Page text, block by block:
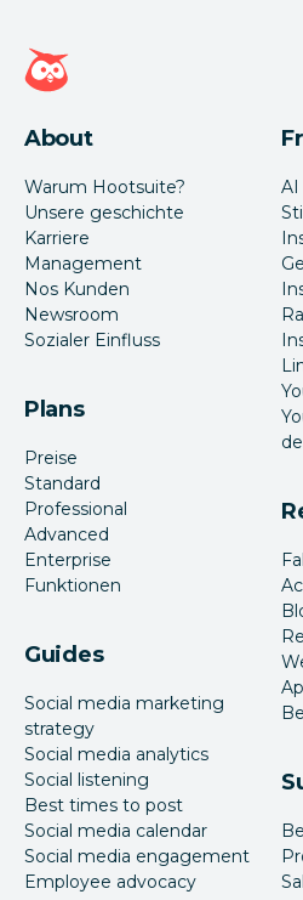
Hootsuite Homepage
About
Warum Hootsuite?
Unsere geschichte
Karriere
Management
Nos Kunden
Newsroom
Sozialer Einfluss
Plans
Preise
Standard
Professional
Advanced
Enterprise
Funktionen
Guides
Social media marketing
strategy
Social media analytics
Social listening
Best times to post
Social media calendar
Social media engagement
Employee advocacy